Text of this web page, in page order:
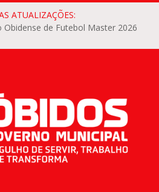
ATUALIZAÇÕES:
Obidense de Futebol Master 2026